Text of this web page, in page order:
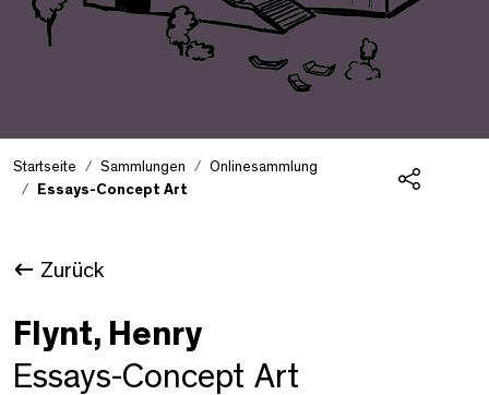
Startseite Sammlungen
Onlinesammlung
Essays-Concept Art
Zurück
Flynt, Henry
Essays-Concept Art